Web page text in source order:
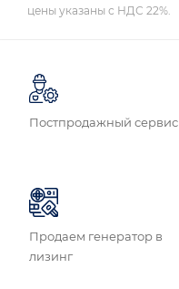
цены указаны с НДС 22%.
Постпродажный сервис
Продаем генератор в
лизинг